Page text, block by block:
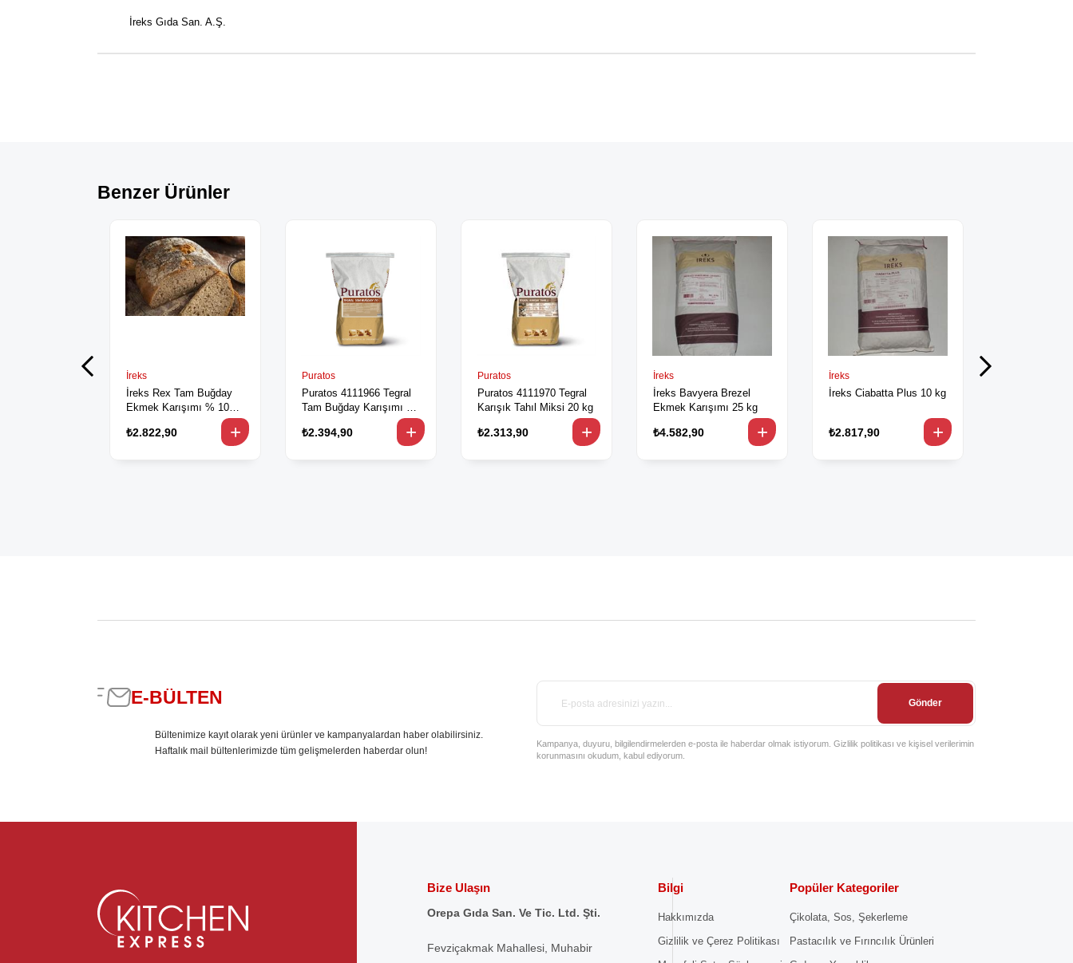
İreks Gıda San. A.Ş.
Benzer Ürünler
İreks
İreks Rex Tam Buğday
Ekmek Karışımı % 100
₺2.822,90
Puratos
Puratos 4111966 Tegral
Tam Buğday Karışımı 20
₺2.394,90
Puratos
Puratos 4111970 Tegral
Karışık Tahıl Miksi 20 kg
₺2.313,90
İreks
İreks Bavyera Brezel
Ekmek Karışımı 25 kg
₺4.582,90
İreks
İreks Ciabatta Plus 10 kg
₺2.817,90
E-BÜLTEN
Bültenimize kayıt olarak yeni ürünler ve kampanyalardan haber olabilirsiniz.
Haftalık mail bültenlerimizde tüm gelişmelerden haberdar olun!
Gönder
Kampanya, duyuru, bilgilendirmelerden e-posta ile haberdar olmak istiyorum. Gizlilik politikası ve kişisel verilerimin
korunmasını okudum, kabul ediyorum.
Bize Ulaşın
Orepa Gıda San. Ve Tic. Ltd. Şti.
Fevziçakmak Mahallesi, Muhabir
Bilgi
Hakkımızda
Gizlilik ve Çerez Politikası
Popüler Kategoriler
Çikolata, Sos, Şekerleme
Pastacılık ve Fırıncılık Ürünleri